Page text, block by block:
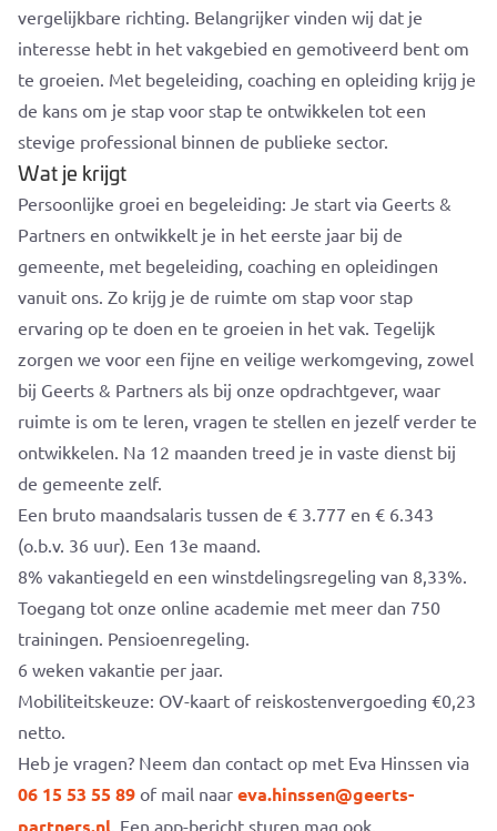
vergelijkbare richting. Belangrijker vinden wij dat je
interesse hebt in het vakgebied en gemotiveerd bent om
te groeien. Met begeleiding, coaching en opleiding krijg je
de kans om je stap voor stap te ontwikkelen tot een
stevige professional binnen de publieke sector.
Wat je krijgt
Persoonlijke groei en begeleiding: Je start via Geerts &
Partners en ontwikkelt je in het eerste jaar bij de
gemeente, met begeleiding, coaching en opleidingen
vanuit ons. Zo krijg je de ruimte om stap voor stap
ervaring op te doen en te groeien in het vak. Tegelijk
zorgen we voor een fijne en veilige werkomgeving, zowel
bij Geerts & Partners als bij onze opdrachtgever, waar
ruimte is om te leren, vragen te stellen en jezelf verder te
ontwikkelen. Na 12 maanden treed je in vaste dienst bij
de gemeente zelf.
Een bruto maandsalaris tussen de € 3.777 en € 6.343
(o.b.v. 36 uur). Een 13e maand.
8% vakantiegeld en een winstdelingsregeling van 8,33%.
Toegang tot onze online academie met meer dan 750
trainingen. Pensioenregeling.
6 weken vakantie per jaar.
Mobiliteitskeuze: OV-kaart of reiskostenvergoeding €0,23
netto.
Heb je vragen? Neem dan contact op met Eva Hinssen via
06 15 53 55 89 of mail naar eva.hinssen@geerts-
partners.nl. Een app-bericht sturen mag ook.